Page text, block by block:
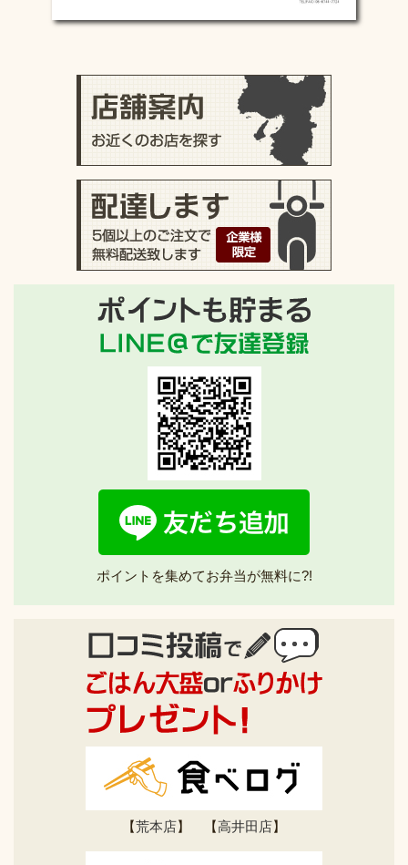
ポイントを集めてお弁当が無料に?!
【荒本店】 【高井田店】